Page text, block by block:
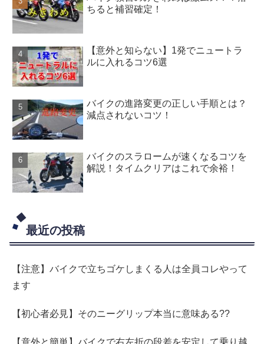
ちると補習確定！
【意外と知らない】1発でニュートラ
ルに入れるコツ6選
バイクの進路変更の正しい手順とは？
減点されないコツ！
バイクのスラロームが速くなるコツを
解説！タイムクリアはこれで余裕！
最近の投稿
【注意】バイクで立ちゴケしまくる人は全員コレやって
ます
【初心者必見】そのニーグリップ本当に意味ある??